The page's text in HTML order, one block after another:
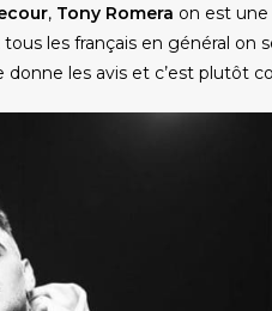
, Tony Romera on est
les français en général on
donne les avis et c’est plutôt